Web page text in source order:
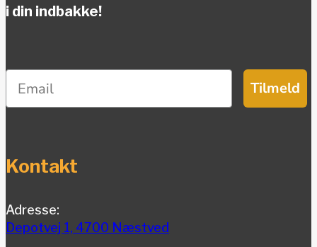
i din indbakke!
Tilmeld
Kontakt
Adresse:
Depotvej 1, 4700 Næstved